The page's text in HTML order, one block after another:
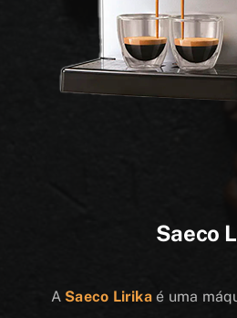
Saeco
A Saeco Lirikaé uma